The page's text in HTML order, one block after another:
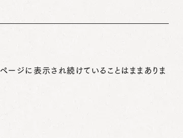
ージに表示され続けていることはままありま